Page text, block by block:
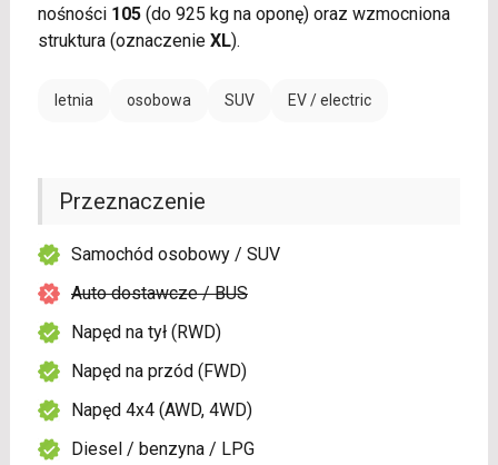
nośności 105(do 925 kg na oponę) oraz wzmocniona
struktura (oznaczenie XL).
letnia osobowa SUV EV / electric
Przeznaczenie
Samochód osobowy / SUV
Auto dostawcze / BUS
Napęd na tył (RWD)
Napęd na przód (FWD)
Napęd 4x4 (AWD, 4WD)
Diesel / benzyna / LPG